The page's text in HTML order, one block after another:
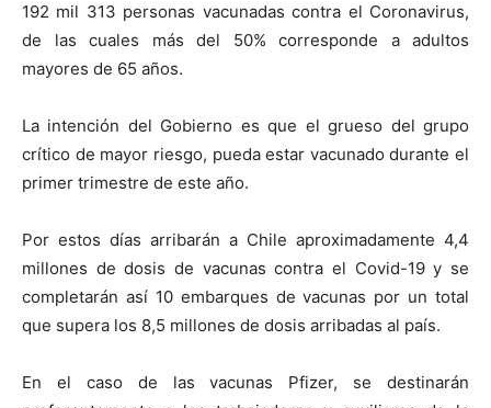
192 mil 313 personas vacunadas contra el Coronavirus,
de las cuales más del 50% corresponde a adultos
mayores de 65 años.
La intención del Gobierno es que el grueso del grupo
crítico de mayor riesgo, pueda estar vacunado durante el
primer trimestre de este año.
Por estos días arribarán a Chile aproximadamente 4,4
millones de dosis de vacunas contra el Covid-19 y se
completarán así 10 embarques de vacunas por un total
que supera los 8,5 millones de dosis arribadas al país.
En el caso de las vacunas Pfizer, se destinarán